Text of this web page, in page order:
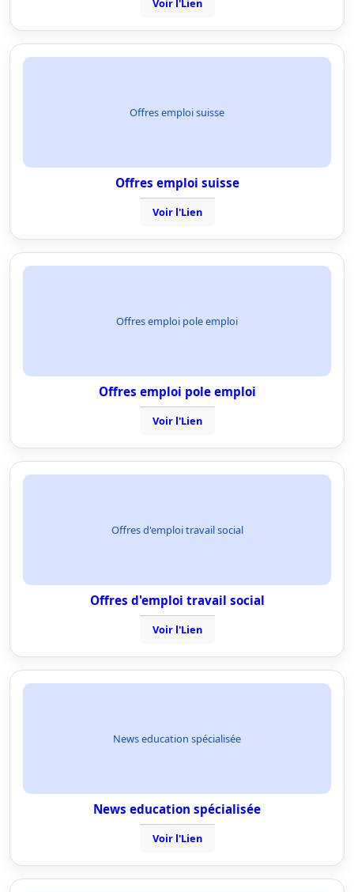
Voir l'Lien
Offres emploi suisse
Offres emploi suisse
Voir l'Lien
Offres emploi pole emploi
Offres emploi pole emploi
Voir l'Lien
Offres d'emploi travail social
Offres d'emploi travail social
Voir l'Lien
News education spécialisée
News education spécialisée
Voir l'Lien